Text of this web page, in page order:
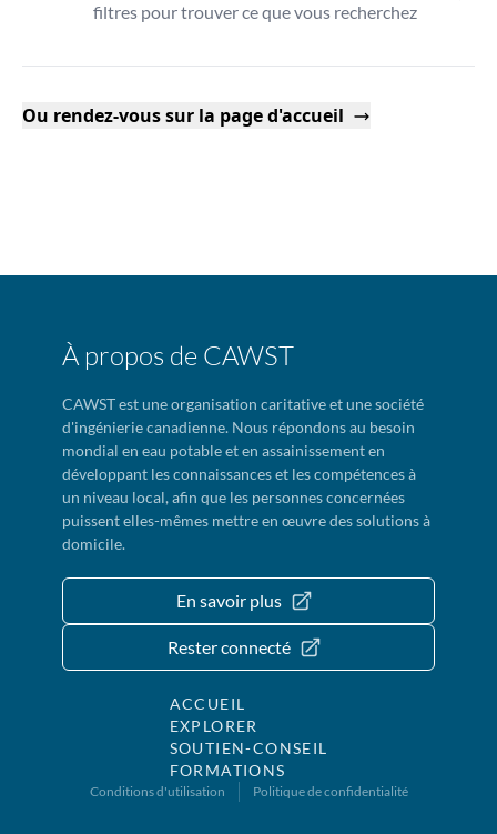
filtres pour trouver ce que vous recherchez
Ou rendez-vous sur la page d'accueil
À propos de CAWST
CAWST est une organisation caritative et une société
d'ingénierie canadienne. Nous répondons au besoin
mondial en eau potable et en assainissement en
développant les connaissances et les compétences à
un niveau local, afin que les personnes concernées
puissent elles-mêmes mettre en œuvre des solutions à
domicile.
En savoir plus
Rester connecté
ACCUEIL
EXPLORER
SOUTIEN-CONSEIL
FORMATIONS
Conditions d'utilisation Politique de confidentialité